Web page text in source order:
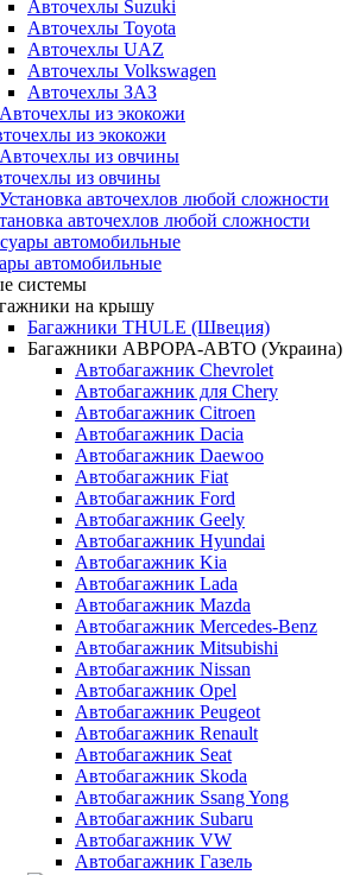
Авточехлы Suzuki
Авточехлы Toyota
Авточехлы UAZ
Авточехлы Volkswagen
Авточехлы ЗАЗ
из экокожи
из овчины
авточехлов любой сложности
автомобильные
системы
на крышу
Багажники THULE (Швеция)
Багажники АВРОРА-АВТО (Украина)
Автобагажник Chevrolet
Автобагажник для Chery
Автобагажник Citroen
Автобагажник Dacia
Автобагажник Daewoo
Автобагажник Fiat
Автобагажник Ford
Автобагажник Geely
Автобагажник Hyundai
Автобагажник Kia
Автобагажник Lada
Автобагажник Mazda
Автобагажник Mercedes-Benz
Автобагажник Mitsubishi
Автобагажник Nissan
Автобагажник Opel
Автобагажник Peugeot
Автобагажник Renault
Автобагажник Seat
Автобагажник Skoda
Автобагажник Ssang Yong
Автобагажник Subaru
Автобагажник VW
Автобагажник Газель